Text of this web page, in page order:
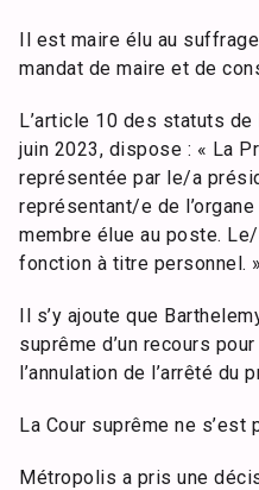
Il est maire élu au
mandat de maire et de
L’article 10 des statuts
juin 2023, dispose : « La
représentée par le/a
représentant/e de
membre élue au poste.
fonction à titre personnel. »
Il s’y ajoute que
suprême d’un recours
l’annulation de l’arrêté du
La Cour suprême ne s’est
Métropolis a pris une